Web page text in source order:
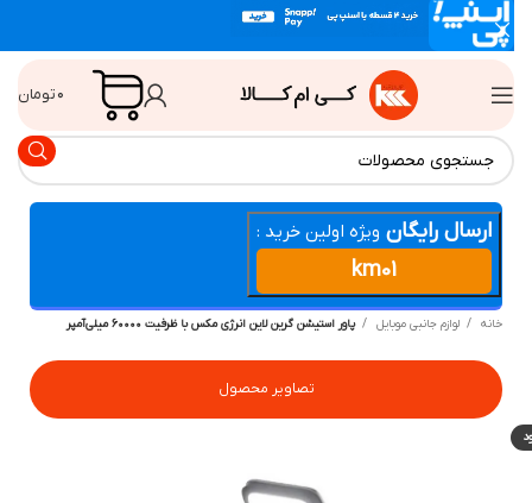
تومان
ارسال رایگان ویژه اولین خرید :
km01
لوازم جانبی موبایل پاور استیشن گرین لاین انرژی مکس با ظرفیت ۶۰۰۰۰ میلی‌آمپر
تصاویر محصول